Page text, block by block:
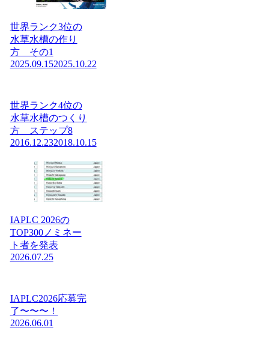
世界ランク3位の
水草水槽の作り
方 その1
2025.09.152025.10.22
世界ランク4位の
水草水槽のつくり
方 ステップ8
2016.12.232018.10.15
IAPLC 2026の
TOP300ノミネー
ト者を発表
2026.07.25
IAPLC2026応募完
了〜〜〜！
2026.06.01